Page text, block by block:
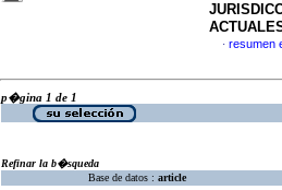
· resumen
p�gina 1 de 1
Refinar la b�squeda
Base de datos : article